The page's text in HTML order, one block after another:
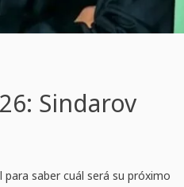
Sindarov
para saber cuál será su próximo